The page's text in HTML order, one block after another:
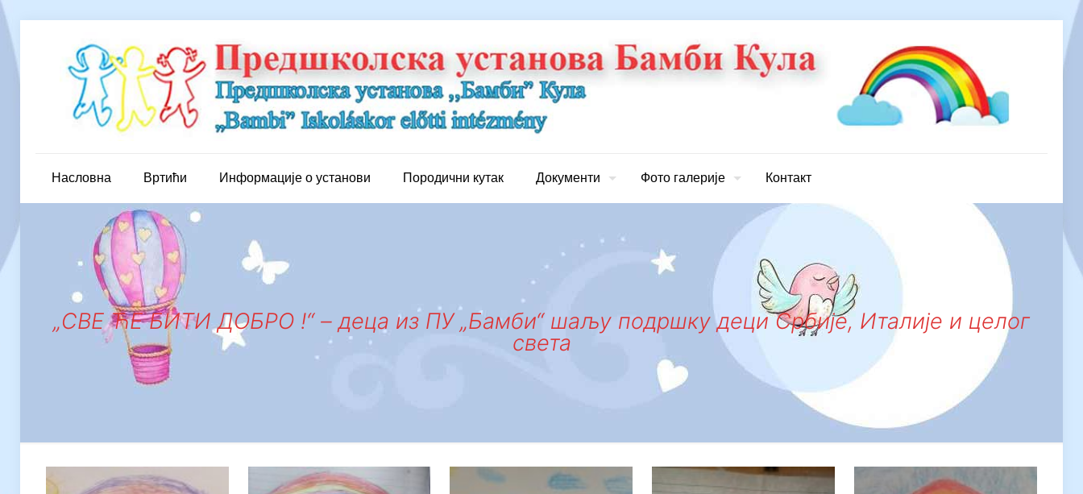
Насловна Вртићи Информације о установи Породични кутак Документи Фото галерије Контакт
„СВЕ ЋЕ БИТИ ДОБРО !“ – деца из ПУ „Бамби“ шаљу подршку деци Србије, Италије и целог
света